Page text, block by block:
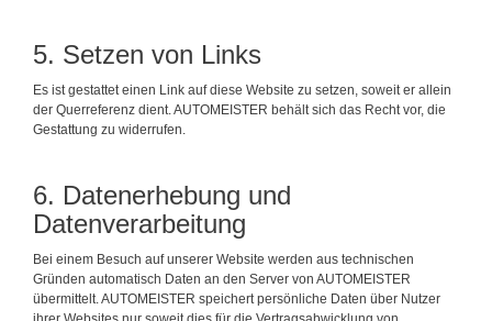
5. Setzen von Links
Es ist gestattet einen Link auf diese Website zu setzen, soweit er allein
der Querreferenz dient. AUTOMEISTER behält sich das Recht vor, die
Gestattung zu widerrufen.
6. Datenerhebung und
Datenverarbeitung
Bei einem Besuch auf unserer Website werden aus technischen
Gründen automatisch Daten an den Server von AUTOMEISTER
übermittelt. AUTOMEISTER speichert persönliche Daten über Nutzer